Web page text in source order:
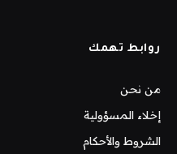
روابط تهمك
من نحن
إخلاء المسؤولية
الشروط والأحكام